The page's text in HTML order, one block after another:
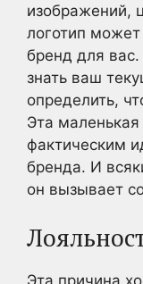
изображений,
логотип
бренд для
знать ваш
определить,
Эта маленькая
фактическим
бренда. И
он вызывает
Эта причина